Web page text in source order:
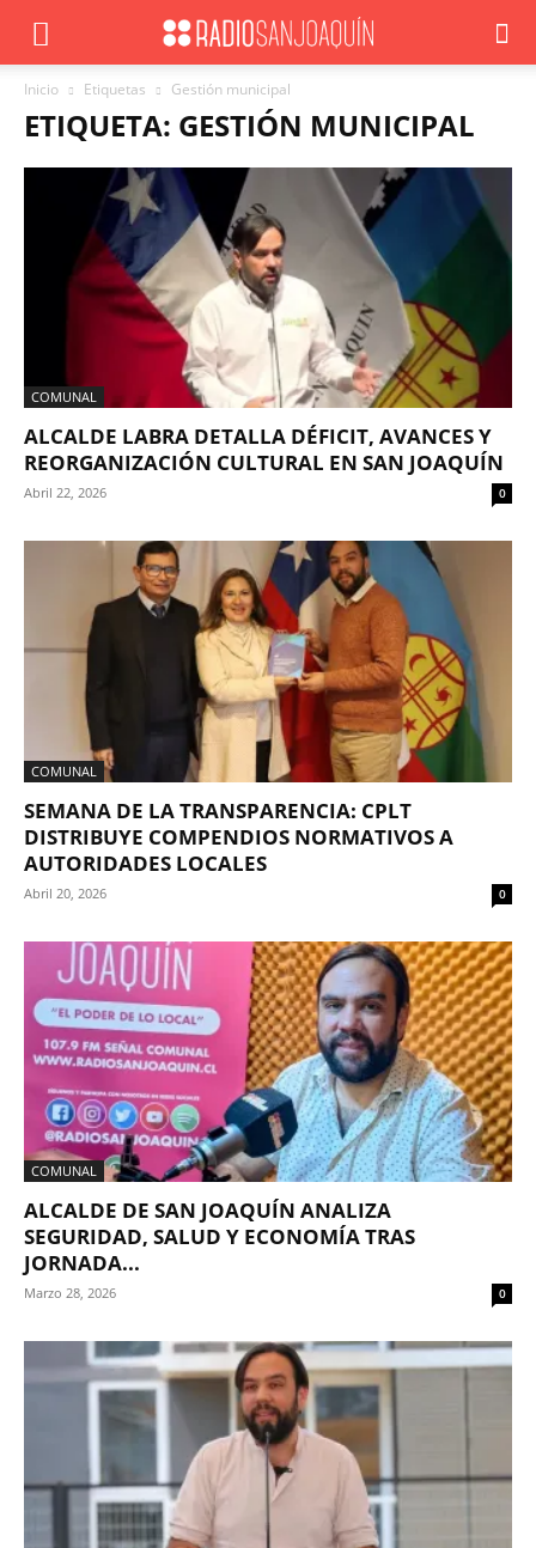
Inicio Etiquetas Gestión municipal
ETIQUETA: GESTIÓN MUNICIPAL
COMUNAL
ALCALDE LABRA DETALLA DÉFICIT, AVANCES Y
REORGANIZACIÓN CULTURAL EN SAN JOAQUÍN
Abril 22, 2026 0
COMUNAL
SEMANA DE LA TRANSPARENCIA: CPLT
DISTRIBUYE COMPENDIOS NORMATIVOS A
AUTORIDADES LOCALES
Abril 20, 2026 0
COMUNAL
ALCALDE DE SAN JOAQUÍN ANALIZA
SEGURIDAD, SALUD Y ECONOMÍA TRAS
JORNADA...
Marzo 28, 2026 0